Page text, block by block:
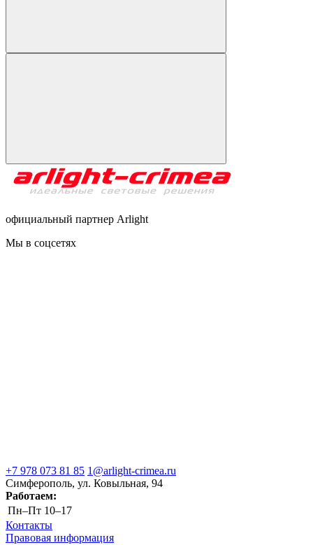
официальный партнер Arlight
Мы в соцсетях
+7 978 073 81 85 1@arlight-crimea.ru
Симферополь, ул. Ковыльная, 94
Работаем:
Пн–Пт 10–17
Контакты
Правовая информация